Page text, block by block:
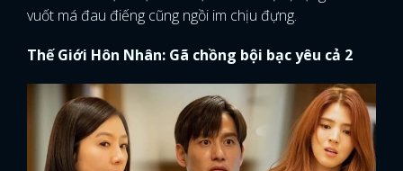
vuốt má đau điếng cũng ngồi im chịu đựng.
Thế Giới Hôn Nhân: Gã chồng bội bạc yêu cả 2